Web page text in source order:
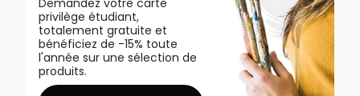
privilège étudiant,
totalement gratuite et
bénéficiez de -15% toute
l'année sur une sélection de
produits.